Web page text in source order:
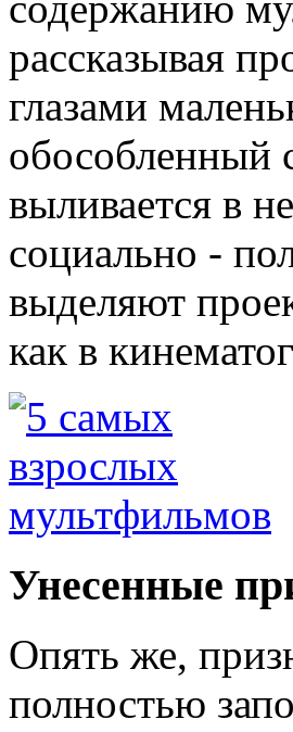
рассказывая
глазами
обособленный
выливается в
социально -
выделяют
как в
Унесенные
Опять же,
полностью